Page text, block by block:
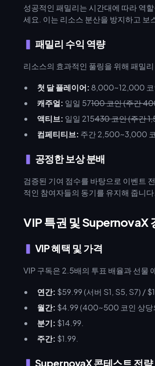
성공적인 패밀리는 시간대에 따라 역
세요. 이는 리소스 분산을 방지하고 보
패밀리 수익 역량
리소스의 효과적인 풀링을 위해 패밀
첫 달 플레이어:8,000~12,000 코
캐주얼: 일일 57100 코인 (주간
액티브: 일일 215430 코인 (주간
컴페티티브: 주간 2,500~3,000
공정한 보상 분배
검증된 기여 점수를 바탕으로 이벤트
적인 참여자들의 동기를 유지해 줍니다.
VIP 특권 및 SupernovaX
VIP 혜택 및 가격
VIP 구독은 2.5배의 투표 배율과 선물
연간: $59.99 (서버 S1, S5, S7) /
월간: $4.99 (400~500 코인 상당
분기: $14.99.
주간: $1.99.
SupernovaX 콘테스트 전략